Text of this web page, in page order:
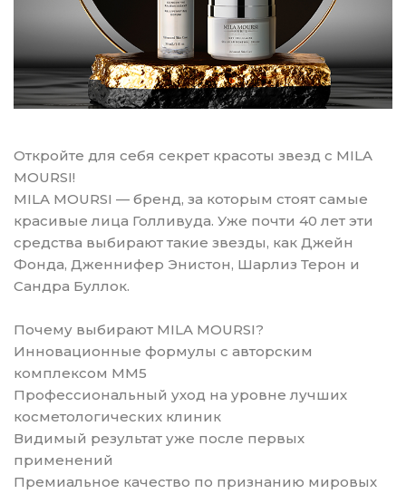
Откройте для себя секрет красоты звезд с MILA
MOURSI!
MILA MOURSI — бренд, за которым стоят самые
красивые лица Голливуда. Уже почти 40 лет эти
средства выбирают такие звезды, как Джейн
Фонда, Дженнифер Энистон, Шарлиз Терон и
Сандра Буллок.
Почему выбирают MILA MOURSI?
Инновационные формулы с авторским
комплексом MM5
Профессиональный уход на уровне лучших
косметологических клиник
Видимый результат уже после первых
применений
Премиальное качество по признанию мировых